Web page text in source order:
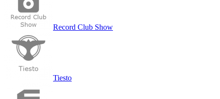
Record Club Show
Tiesto